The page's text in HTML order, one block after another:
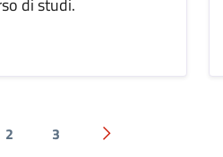
2 3
Pagina successiva